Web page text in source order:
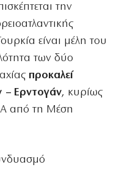
την
είναι μέλη του
των δύο
προκαλεί
– Ερντογάν, κυρίως
από τη Μέση